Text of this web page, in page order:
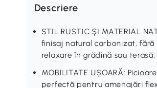
Descriere
STIL RUSTIC ŞI MATERIAL
finisaj natural carbonizat,
relaxare în grădină sau terasă.
MOBILITATE UȘOARĂ:
perfectă pentru amenajări